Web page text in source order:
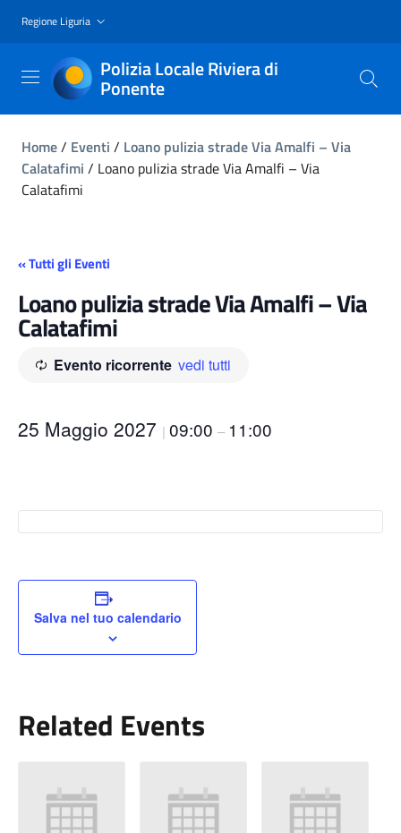
Regione Liguria
Polizia Locale Riviera di
Ponente
Home/ Eventi / Loano pulizia strade Via Amalfi – Via
Calatafimi / Loano pulizia strade Via Amalfi – Via
Calatafimi
« Tutti gli Eventi
Loano pulizia strade Via Amalfi – Via
Calatafimi
Evento ricorrente vedi tutti
25 Maggio 2027 | 09:00 – 11:00
Salva nel tuo calendario
Related Events